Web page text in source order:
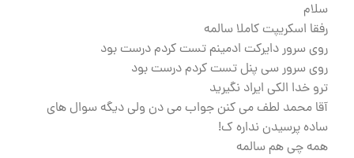
سلام
رفقا اسکریپت کاملا سالمه
روی سرور دایرکت ادمینم تست کردم درست بود
روی سرور سی پنل تست کردم درست بود
ترو خدا الکی ایراد نگیرید
آقا محمد لطف می کنن جواب می دن ولی دیگه سوال های
ساده پرسیدن نداره ک!
همه چی هم سالمه